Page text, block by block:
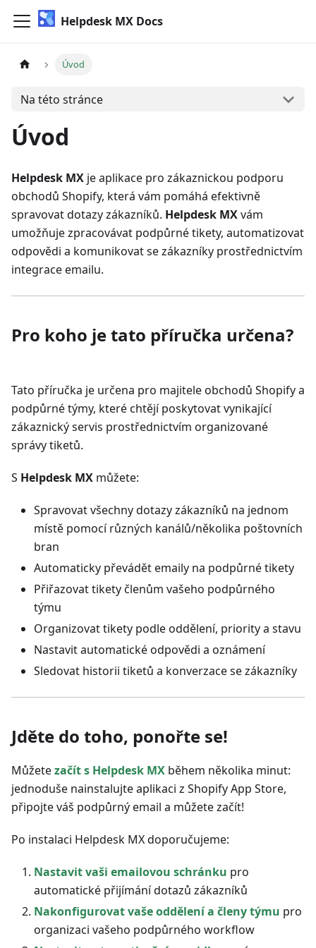
Helpdesk MX Docs
Úvod
Na této stránce
Úvod
Helpdesk MX je aplikace pro zákaznickou podporu
obchodů Shopify, která vám pomáhá efektivně
spravovat dotazy zákazníků. Helpdesk MXvám
umožňuje zpracovávat podpůrné tikety, automatizovat
odpovědi a komunikovat se zákazníky prostřednictvím
integrace emailu.
Pro koho je tato příručka určena?
Tato příručka je určena pro majitele obchodů Shopify a
podpůrné týmy, které chtějí poskytovat vynikající
zákaznický servis prostřednictvím organizované
správy tiketů.
S Helpdesk MX můžete:
Spravovat všechny dotazy zákazníků na jednom
místě pomocí různých kanálů/několika poštovních
bran
Automaticky převádět emaily na podpůrné tikety
Přiřazovat tikety členům vašeho podpůrného
týmu
Organizovat tikety podle oddělení, priority a stavu
Nastavit automatické odpovědi a oznámení
Sledovat historii tiketů a konverzace se zákazníky
Jděte do toho, ponořte se!
Můžetezačít s Helpdesk MX během několika minut:
jednoduše nainstalujte aplikaci z Shopify App Store,
připojte váš podpůrný email a můžete začít!
Po instalaci Helpdesk MX doporučujeme:
Nastavit vaši emailovou schránku pro
automatické přijímání dotazů zákazníků
Nakonfigurovat vaše oddělení a členy týmu pro
organizaci vašeho podpůrného workflow